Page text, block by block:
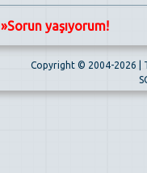
»Sorun yaşıyorum!
Copyright © 2004-2026 |